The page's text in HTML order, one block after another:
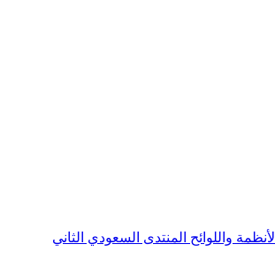
الأنظمة واللوائح المنتدى السعودي الثاني